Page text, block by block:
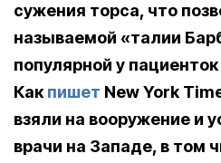
сужения торса, что
называемой «талии
популярной у
Какпишет New York
взяли на вооружение и
врачи на Западе, в том